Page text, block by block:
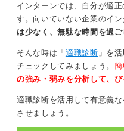
インターンでは、自分が適
す。向いていない企業のイン
は少なく、無駄な時間を過ご
そんな時は「 適職診断 」を
チェックしてみましょう。 簡
の強み・弱みを分析して、
適職診断を活用して有意義
させましょう。